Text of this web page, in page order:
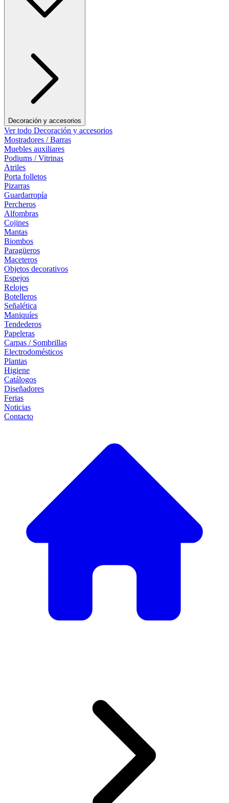
Decoración y accesorios
Ver todo Decoración y accesorios
Mostradores / Barras
Muebles auxiliares
Podiums / Vitrinas
Atriles
Porta folletos
Pizarras
Guardarropía
Percheros
Alfombras
Cojines
Mantas
Biombos
Paragüeros
Maceteros
Objetos decorativos
Espejos
Relojes
Botelleros
Señalética
Maniquíes
Tendederos
Papeleras
Carpas / Sombrillas
Electrodomésticos
Plantas
Higiene
Catálogos
Diseñadores
Ferias
Noticias
Contacto